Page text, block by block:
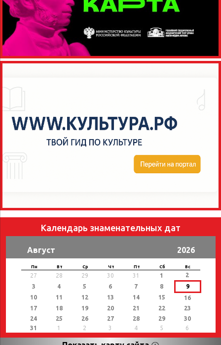
Календарь знаменательных дат
Август 2026
Пн Вт Ср Чт Пт Сб Вс
27 28 29 30 31 1
2
3
4 5 6 7 8
9
10
11 12 13 14 15
16
17
18 19 20 21 22
23
24
25 26 27 28 29
30
31
1 2 3 4 5 6